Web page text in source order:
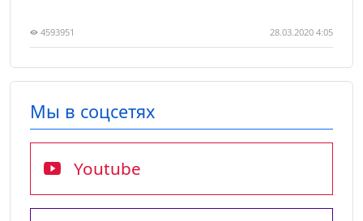
4593951 28.03.2020 4:05
Мы в соцсетях
Youtube